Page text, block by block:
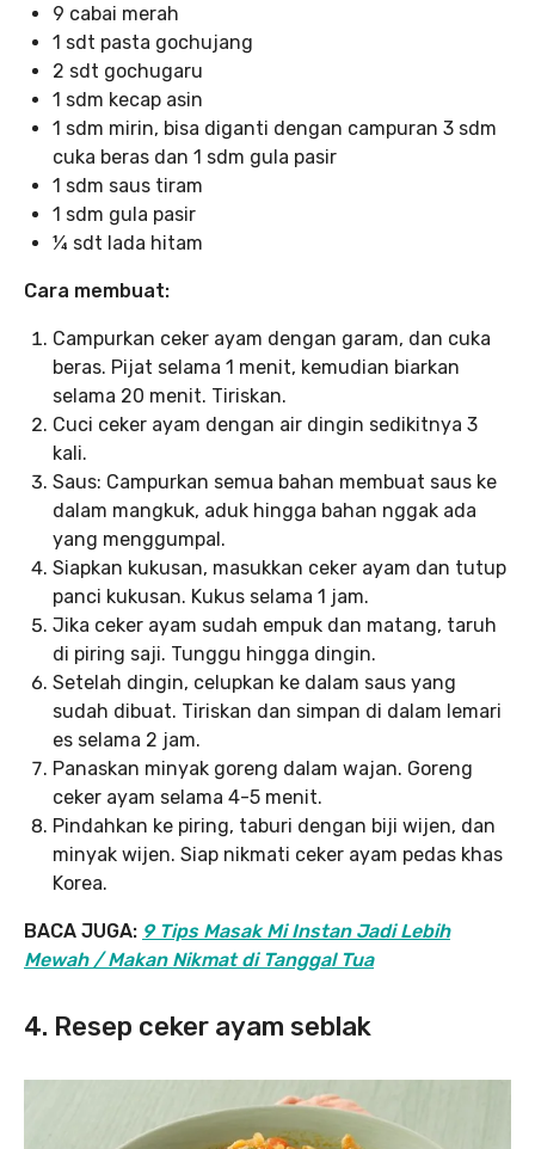
9 cabai merah
1 sdt pasta gochujang
2 sdt gochugaru
1 sdm kecap asin
1 sdm mirin, bisa diganti dengan campuran 3 sdm
cuka beras dan 1 sdm gula pasir
1 sdm saus tiram
1 sdm gula pasir
¼ sdt lada hitam
Cara membuat:
Campurkan ceker ayam dengan garam, dan cuka
beras. Pijat selama 1 menit, kemudian biarkan
selama 20 menit. Tiriskan.
Cuci ceker ayam dengan air dingin sedikitnya 3
kali.
Saus: Campurkan semua bahan membuat saus ke
dalam mangkuk, aduk hingga bahan nggak ada
yang menggumpal.
Siapkan kukusan, masukkan ceker ayam dan tutup
panci kukusan. Kukus selama 1 jam.
Jika ceker ayam sudah empuk dan matang, taruh
di piring saji. Tunggu hingga dingin.
Setelah dingin, celupkan ke dalam saus yang
sudah dibuat. Tiriskan dan simpan di dalam lemari
es selama 2 jam.
Panaskan minyak goreng dalam wajan. Goreng
ceker ayam selama 4-5 menit.
Pindahkan ke piring, taburi dengan biji wijen, dan
minyak wijen. Siap nikmati ceker ayam pedas khas
Korea.
BACA JUGA: 9 Tips Masak Mi Instan Jadi Lebih
Mewah / Makan Nikmat di Tanggal Tua
4. Resep ceker ayam seblak